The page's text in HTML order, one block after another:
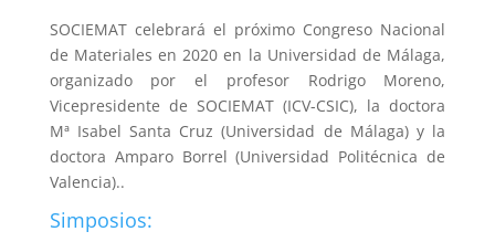
SOCIEMAT celebrará el próximo Congreso Nacional
de Materiales en 2020 en la Universidad de Málaga,
organizado por el profesor Rodrigo Moreno,
Vicepresidente de SOCIEMAT (ICV-CSIC), la doctora
Mª Isabel Santa Cruz (Universidad de Málaga) y la
doctora Amparo Borrel (Universidad Politécnica de
Valencia)..
Simposios: